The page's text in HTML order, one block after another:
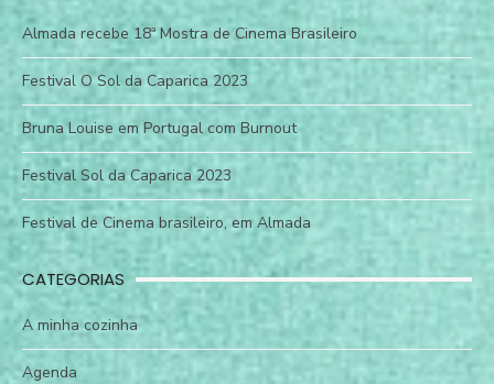
Almada recebe 18ª Mostra de Cinema Brasileiro
Festival O Sol da Caparica 2023
Bruna Louise em Portugal com Burnout
Festival Sol da Caparica 2023
Festival de Cinema brasileiro, em Almada
CATEGORIAS
A minha cozinha
Agenda